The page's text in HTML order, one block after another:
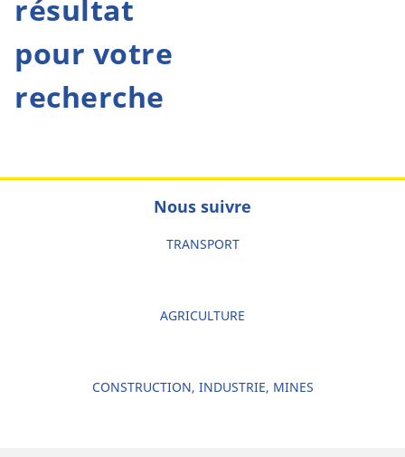
résultat
pour votre
recherche
Nous suivre
TRANSPORT
AGRICULTURE
CONSTRUCTION, INDUSTRIE, MINES